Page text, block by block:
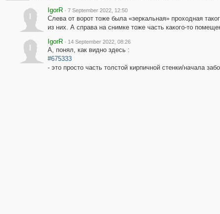
I
IgorR · 7 September 2022, 12:50
Слева от ворот тоже была «зеркальная» проходная
из них. А справа на снимке тоже часть какого-то
I
IgorR · 14 September 2022, 08:26
А, понял, как видно здесь :
#675333
- это просто часть толстой кирпичной стенки/начала